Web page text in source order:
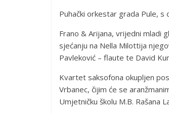
Puhački orkestar grada Pule, s
Frano & Arijana, vrijedni mladi
sjećanju na Nella Milottija
Pavleković – flaute te David
Kvartet saksofona okupljen
Vrbanec, čijim će se
Umjetničku školu M.B. Rašana